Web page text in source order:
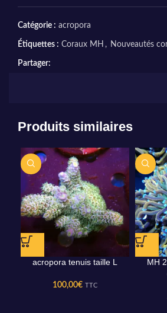
Catégorie : acropora
Étiquettes : Coraux MH , Nouveautés
Partager:
Produits similaires
acropora tenuis taille L
100,00€ TTC
MH